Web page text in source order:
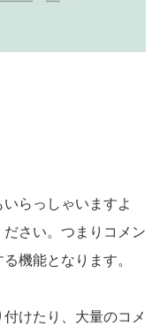
らっしゃいますよ
さい。つまりコメン
機能となります。
けたり、大量のコメ